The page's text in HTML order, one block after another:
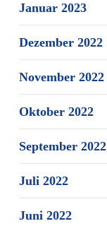
Januar 2023
Dezember 2022
November 2022
Oktober 2022
September 2022
Juli 2022
Juni 2022